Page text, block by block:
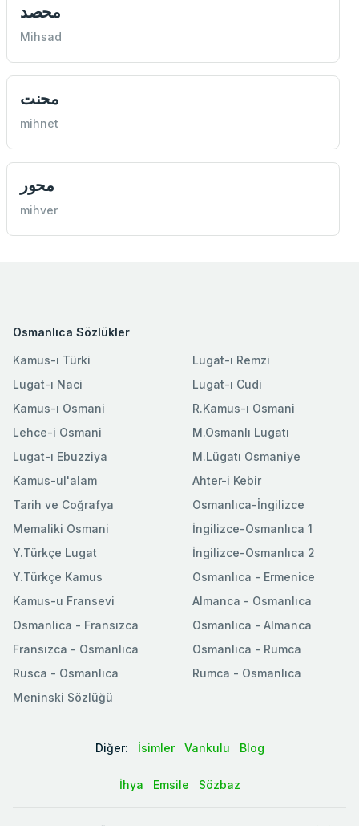
محصد
Mihsad
محنت
mihnet
محور
mihver
Osmanlıca Sözlükler
Kamus-ı Türki
Lugat-ı Naci
Kamus-ı Osmani
Lehce-i Osmani
Lugat-ı Ebuzziya
Lugat-ı Remzi
Lugat-ı Cudi
R.Kamus-ı Osmani
M.Osmanlı Lugatı
M.Lügatı Osmaniye
Kamus-ul'alam
Tarih ve Coğrafya
Memaliki Osmani
Y.Türkçe Lugat
Y.Türkçe Kamus
Ahter-i Kebir
Osmanlıca-İngilizce
İngilizce-Osmanlıca 1
İngilizce-Osmanlıca 2
Osmanlıca - Ermenice
Kamus-u Fransevi
Osmanlica - Fransızca
Fransızca - Osmanlıca
Rusca - Osmanlıca
Meninski Sözlüğü
Almanca - Osmanlıca
Osmanlıca - Almanca
Osmanlıca - Rumca
Rumca - Osmanlıca
Diğer: İsimler Vankulu Blog
İhya Emsile Sözbaz